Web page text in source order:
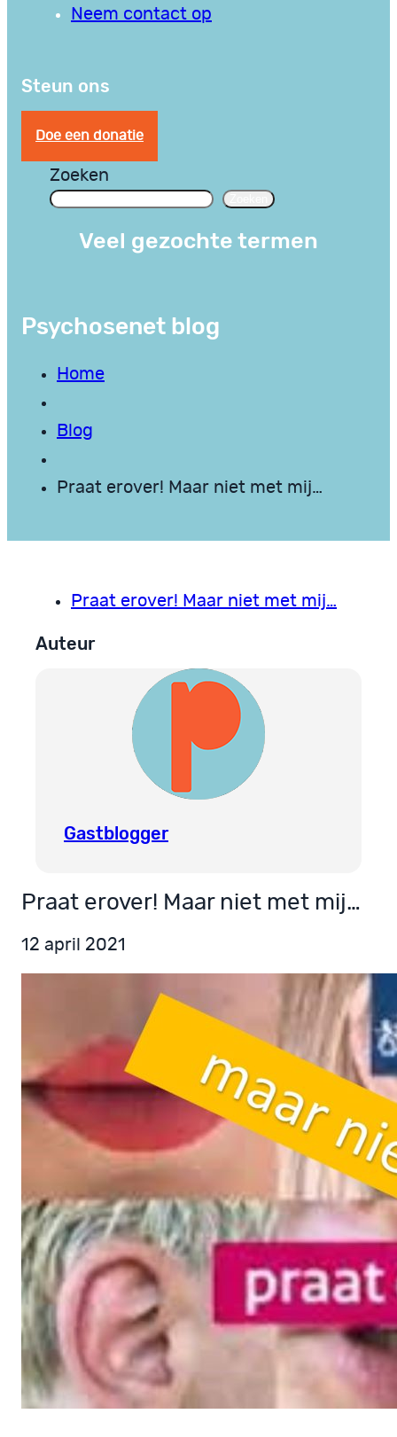
Neem contact op
Steun ons
Doe een donatie
Zoeken
Veel gezochte termen
Psychosenet blog
Home
Blog
Praat erover! Maar niet met mij…
Praat erover! Maar niet met mij…
Auteur
Gastblogger
Praat erover! Maar niet met mij…
12 april 2021